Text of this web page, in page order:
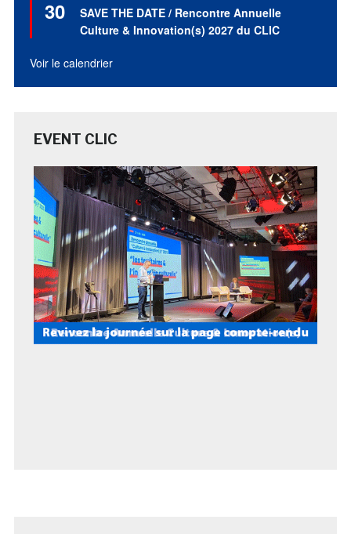
30
en
avant
SAVE THE DATE / Rencontre Annuelle
Culture & Innovation(s) 2027 du CLIC
Voir le calendrier
EVENT CLIC